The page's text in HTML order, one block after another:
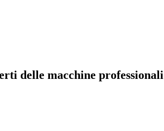
delle macchine professionali